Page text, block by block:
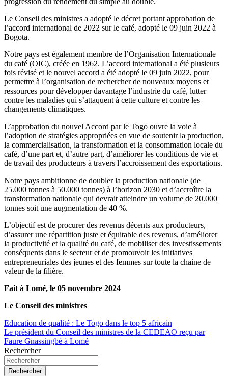
Le Conseil des ministres a adopté le décret portant approbation de
l’accord international de 2022 sur le café, adopté le 09 juin 2022 à
Bogota.
Notre pays est également membre de l’Organisation Internationale
du café (OIC), créée en 1962. L’accord international a été plusieurs
fois révisé et le nouvel accord a été adopté le 09 juin 2022, pour
permettre à l’organisation de rechercher de nouveaux moyens et
ressources pour développer davantage l’industrie du café, lutter
contre les maladies qui s’attaquent à cette culture et contre les
changements climatiques.
L’approbation du nouvel Accord par le Togo ouvre la voie à
l’adoption de stratégies appropriées en vue de soutenir la production,
la commercialisation, la transformation et la consommation locale du
café, d’une part et, d’autre part, d’améliorer les conditions de vie et
de travail des producteurs à travers l’accroissement des exportations.
Notre pays ambitionne de doubler la production nationale (de
25.000 tonnes à 50.000 tonnes) à l’horizon 2030 et d’accroître la
transformation nationale qui devrait atteindre un volume de 20.000
tonnes soit une augmentation de 40 %.
L’objectif est de procurer des revenus décents aux producteurs,
d’assurer une répartition juste et équitable des revenus, d’améliorer
la productivité et la qualité du café, de mobiliser des investissements
conséquents dans le secteur et de promouvoir les initiatives
entrepreneuriales des jeunes et des femmes sur toute la chaine de
valeur de la filière.
Fait à Lomé, le 05 novembre 2024
Le Conseil des ministres
Navigation
de
l’article
Education de qualité : Le Togo dans le top 5 africain
Le président du Conseil des ministres de la CEDEAO reçu par
Faure Gnassingbé à Lomé
Rechercher
Rechercher